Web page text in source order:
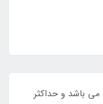
پاور ماسفت Gp47s60x جریان امپر 47 می باشد و حداکثر